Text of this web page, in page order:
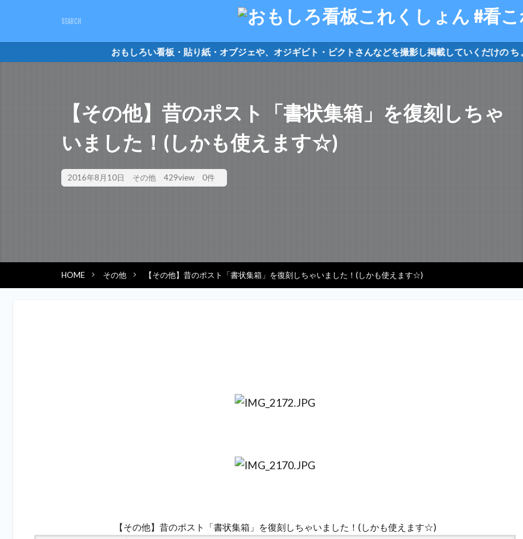
おもしろい看板・貼り紙・オブジェや、オジギビト・ピクトさんなどを撮
【その他】昔のポスト「書状集箱」を復刻しちゃ
いました！(しかも使えます☆)
2016年8月10日 その他 429view 0件
HOME その他 【その他】昔のポスト「書状集箱」を復刻しちゃいました！(しかも使えます☆)
【その他】昔のポスト「書状集箱」を復刻しちゃいました！(しかも使えます☆)
キーワード
ピクトさん 単管バリケード クソキャラ トイレマーク オジギビト
カテゴリー
検索